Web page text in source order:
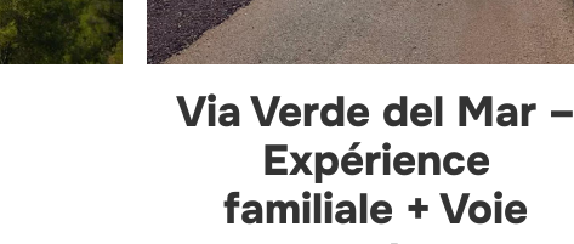
Via Verde del Mar –
Expérience
familiale + Voie